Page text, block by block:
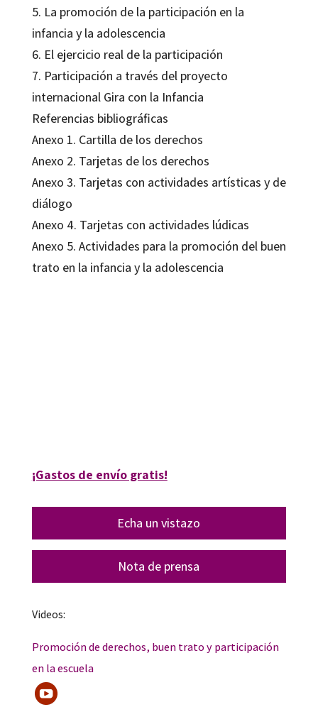
5. La promoción de la participación en la
infancia y la adolescencia
6. El ejercicio real de la participación
7. Participación a través del proyecto
internacional Gira con la Infancia
Referencias bibliográficas
Anexo 1. Cartilla de los derechos
Anexo 2. Tarjetas de los derechos
Anexo 3. Tarjetas con actividades artísticas y de
diálogo
Anexo 4. Tarjetas con actividades lúdicas
Anexo 5. Actividades para la promoción del buen
trato en la infancia y la adolescencia
¡Gastos de envío gratis!
Echa un vistazo
Nota de prensa
Videos:
Promoción de derechos, buen trato y participación
en la escuela